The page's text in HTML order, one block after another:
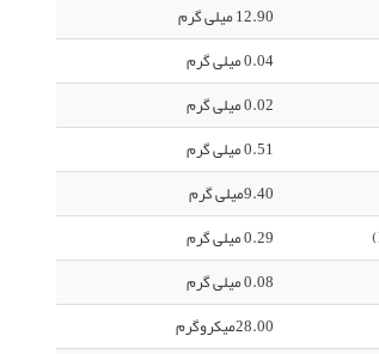
12.90 میلی گرم
0.04 میلی گرم
0.02 میلی گرم
0.51 میلی گرم
9.40میلی گرم
0.29 میلی گرم
0.08 میلی گرم
28.00میکروگرم